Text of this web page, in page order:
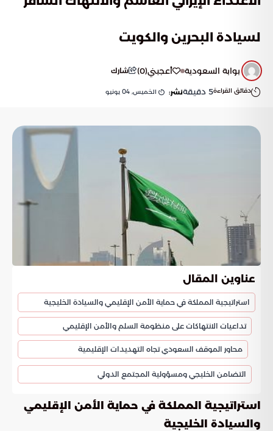
لسيادة البحرين والكويت
بوابة السعودية أعجبني(
0
) شارك
دقائق القراءة5 دقيقةنشر: الخميس, 04 يونيو
عناوين المقال
استراتيجية المملكة في حماية الأمن الإقليمي والسيادة الخليجية
تداعيات الانتهاكات على منظومة السلم والأمن الإقليمي
محاور الموقف السعودي تجاه التهديدات الإقليمية
التضامن الخليجي ومسؤولية المجتمع الدولي
استراتيجية المملكة في حماية الأمن الإقليمي
والسيادة الخليجية